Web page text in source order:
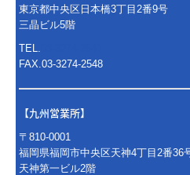
東京都中央区日本橋3丁目2番9号
三晶ビル5階
TEL.
FAX.03-3274-2548
【九州営業所】
〒810-0001
福岡県福岡市中央区天神4丁目2番36
天神第一ビル2階